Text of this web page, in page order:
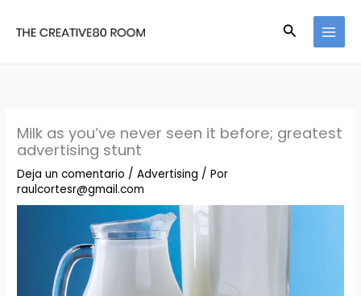
Buscar
Milk as you’ve never seen it before; greatest
advertising stunt
Deja un comentario /Advertising / Por
raulcortesr@gmail.com